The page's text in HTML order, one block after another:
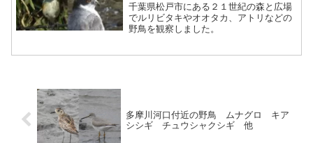
千葉県松戸市にある２１世紀の森と広場
でルリビタキやオオタカ、アトリなどの
野鳥を観察しました。
多摩川河口付近の野鳥 ムナグロ キア
シシギ チュウシャクシギ 他